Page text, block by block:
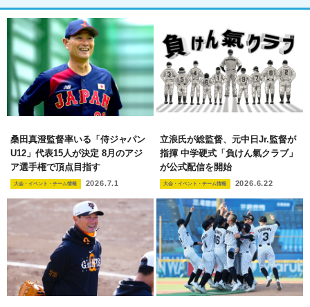
桑田真澄監督率いる「侍ジャパン
U12」代表15人が決定 8月のアジ
ア選手権で頂点目指す
大会・イベント・チーム情報 2026.7.1
立浪氏が総監督、元中日Jr.監督が
指揮 中学硬式「負けん氣クラブ」
が公式配信を開始
大会・イベント・チーム情報 2026.6.22